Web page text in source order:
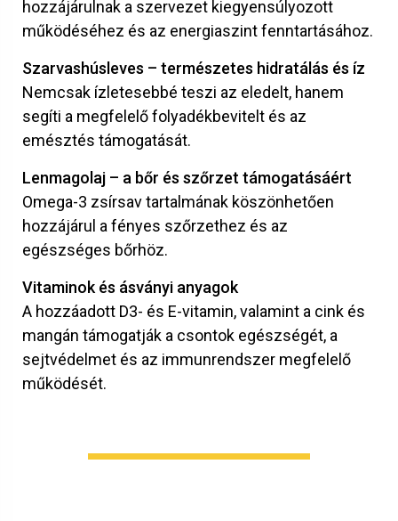
hozzájárulnak a szervezet kiegyensúlyozott
működéséhez és az energiaszint fenntartásához.
Szarvashúsleves – természetes hidratálás és íz
Nemcsak ízletesebbé teszi az eledelt, hanem
segíti a megfelelő folyadékbevitelt és az
emésztés támogatását.
Lenmagolaj – a bőr és szőrzet támogatásáért
Omega-3 zsírsav tartalmának köszönhetően
hozzájárul a fényes szőrzethez és az
egészséges bőrhöz.
Vitaminok és ásványi anyagok
A hozzáadott D3- és E-vitamin, valamint a cink és
mangán támogatják a csontok egészségét, a
sejtvédelmet és az immunrendszer megfelelő
működését.